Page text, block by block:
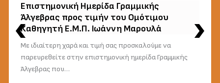
Επιστημονική Ημερίδα Γραμμικής
Άλγεβρας προς τιμήν του Ομότιμου
Καθηγητή Ε.Μ.Π. Ιωάννη Μαρουλά
Με ιδιαίτερη χαρά και τιμή σας προσκαλούμε να
παρευρεθείτε στην επιστημονική ημερίδα Γραμμικής
Άλγεβρας που…